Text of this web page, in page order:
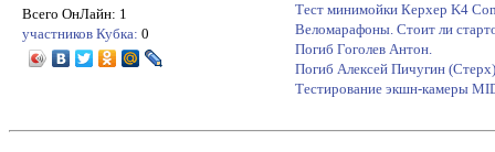
Всего ОнЛайн: 1
участников Кубка: 0
Тест минимойки Керхер K4
Веломарафоны. Стоит ли
Погиб Гоголев Антон.
Погиб Алексей Пичугин (Стерх)
Тестирование экшн-камеры